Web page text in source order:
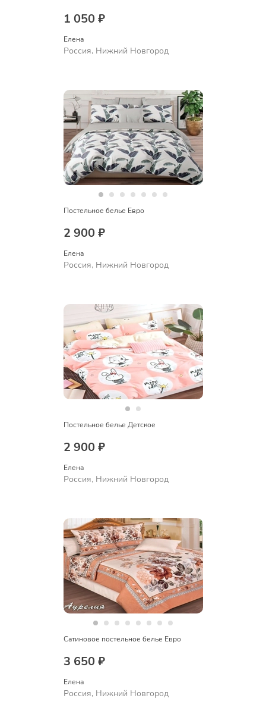
1 050 ₽
Елена
Россия, Нижний Новгород
Постельное белье Евро
2 900 ₽
Елена
Россия, Нижний Новгород
Постельное белье Детское
2 900 ₽
Елена
Россия, Нижний Новгород
Сатиновое постельное белье Евро
3 650 ₽
Елена
Россия, Нижний Новгород